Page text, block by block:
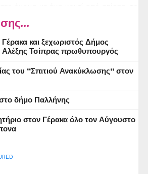
φωτιά που ξέσπασε, δεν
περιορίστηκαν άμεσα.
σε οκτώ συλλήψεις,
σε βάρος τους και με τη
αφέθηκαν ελεύθεροι.
και ξεχωριστός Δήμος
Αλέξης Τσίπρας πρωθυπουργός
του “Σπιτιού Ανακύκλωσης” στον
στο δήμο Παλλήνης
στον Γέρακα όλο τον Αύγουστο